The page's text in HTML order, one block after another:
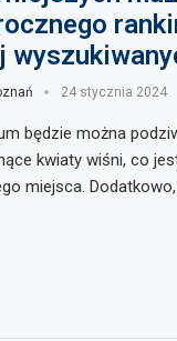
24 stycznia 2024
będzie można
kwiaty wiśni, co
miejsca.